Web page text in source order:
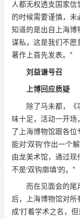
人都无权透支国家
的时候需要谨慎，未
知道的是出自上海博
谋私，这是我们不愿
著作上首先发表。”
刘益谦号召
上博回应质疑
除了马未都，《功
味十足，活动一开场
了上海博物馆跟各
能对‘双钩’作出一个
由龙美术馆，通过现
不是‘双钩廓填’的。”
而在见面会的尾声
后，上海博物馆对所
成‘打着学术之名，